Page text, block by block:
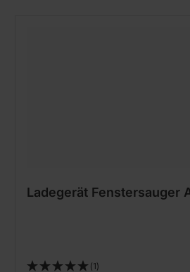
Ladegerät Fenstersauger
(1)